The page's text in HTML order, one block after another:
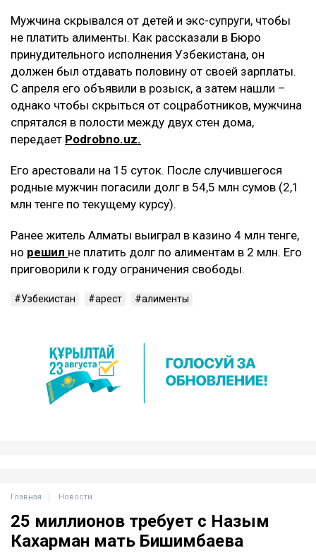
Мужчина скрывался от детей и экс-супруги, чтобы
не платить алименты. Как рассказали в Бюро
принудительного исполнения Узбекистана, он
должен был отдавать половину от своей зарплаты.
С апреля его объявили в розыск, а затем нашли –
однако чтобы скрыться от соцработников, мужчина
спрятался в полости между двух стен дома,
передает Podrobno.uz.
Его арестовали на 15 суток. После случившегося
родные мужчин погасили долг в 54,5 млн сумов (2,1
млн тенге по текущему курсу).
Ранее житель Алматы выиграл в казино 4 млн тенге,
но решил не платить долг по алиментам в 2 млн. Его
приговорили к году ограничения свободы.
Узбекистан арест алименты